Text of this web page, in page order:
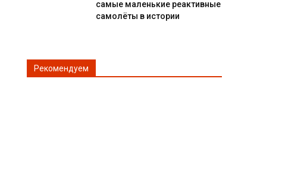
самые маленькие реактивные
самолёты в истории
Рекомендуем